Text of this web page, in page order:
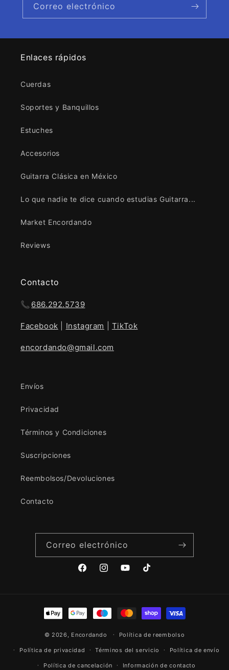
Correo electrónico
Enlaces rápidos
Cuerdas
Soportes y Banquillos
Estuches
Accesorios
Guitarra Clásica en México
Lo que nadie te dice cuando estudias Guitarra...
Market Encordando
Reviews
Contacto
📞 686.292.5739
Facebook Instagram TikTok
encordando@gmail.com
Envíos
Privacidad
Términos y Condiciones
Suscripciones
Reembolsos/Devoluciones
Contacto
Correo electrónico
FacebookInstagramYouTubeTikTok
Formas
de
pago
© 2026, Encordando Política de reembolso
Política de privacidad Términos del servicio Política de envío
Política de cancelación Información de contacto